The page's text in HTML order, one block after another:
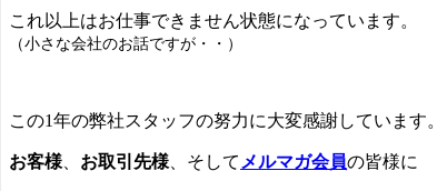
これ以上はお仕事できません状態になっています。
（小さな会社のお話ですが・・）
この1年の弊社スタッフの努力に大変感謝しています。
お客様 お取引先様 、そして メルマガ会員の皆様に